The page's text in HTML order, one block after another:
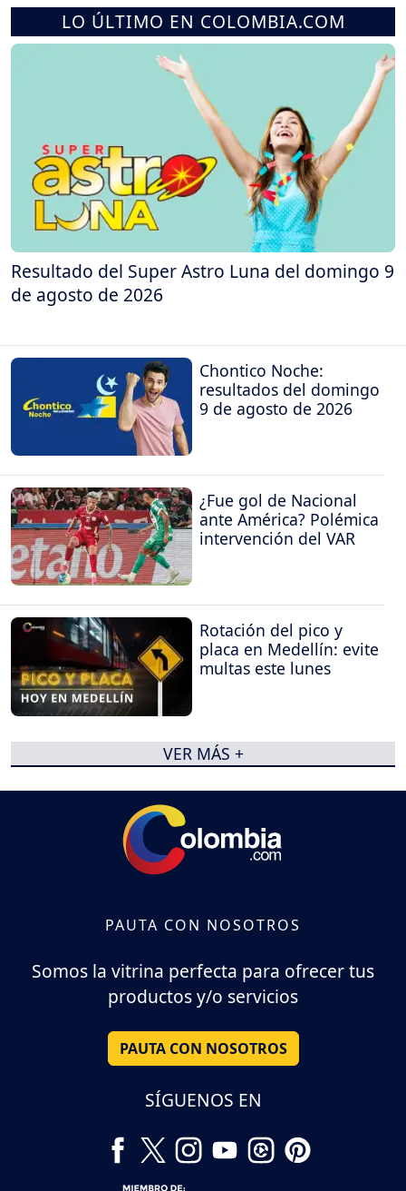
LO ÚLTIMO EN COLOMBIA.COM
Resultado del Super Astro Luna del domingo 9
de agosto de 2026
Chontico Noche:
resultados del domingo
9 de agosto de 2026
¿Fue gol de Nacional
ante América? Polémica
intervención del VAR
Rotación del pico y
placa en Medellín: evite
multas este lunes
VER MÁS +
PAUTA CON NOSOTROS
Somos la vitrina perfecta para ofrecer tus
productos y/o servicios
PAUTA CON NOSOTROS
SÍGUENOS EN